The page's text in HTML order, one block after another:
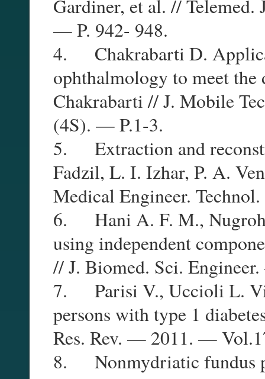
Gardiner, et al. //
— P. 942- 948.
4. Chakrabarti D.
ophthalmology to meet the
Chakrabarti // J. Mobile
(4S). — P.1-3.
5. Extraction and
Fadzil, L. I. Izhar, P. A.
Medical Engineer.
6. Hani A. F. M.,
using independent
// J. Biomed. Sci.
7. Parisi V., Uccioli L.
persons with type 1
Res. Rev. — 2011. —
8. Nonmydriatic fundus